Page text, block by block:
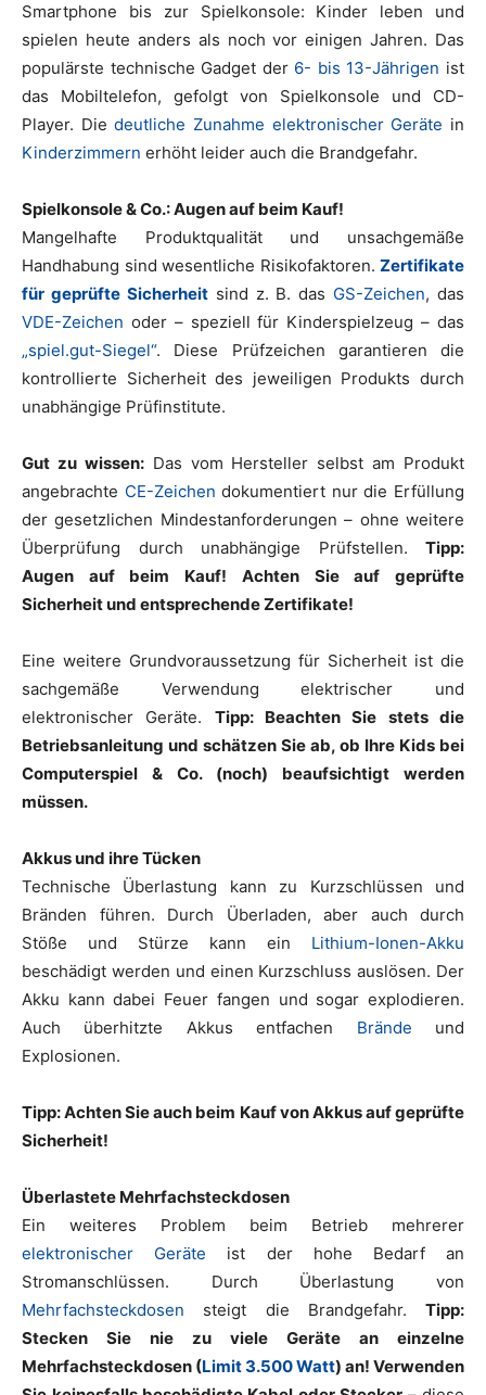
Smartphone bis zur Spielkonsole: Kinder leben und
spielen heute anders als noch vor einigen Jahren. Das
populärste technische Gadget der 6- bis 13-Jährigen ist
das Mobiltelefon, gefolgt von Spielkonsole und CD-
Player. Diedeutliche Zunahme elektronischer Geräte in
Kinderzimmern erhöht leider auch die Brandgefahr.
Spielkonsole & Co.: Augen auf beim Kauf!
Mangelhafte Produktqualität und unsachgemäße
Handhabung sind wesentliche Risikofaktoren. Zertifikate
für geprüfte Sicherheitsind z. B. das GS-Zeichen, das
VDE-Zeichen oder – speziell für Kinderspielzeug – das
„spiel.gut-Siegel“. Diese Prüfzeichen garantieren die
kontrollierte Sicherheit des jeweiligen Produkts durch
unabhängige Prüfinstitute.
Gut zu wissen:Das vom Hersteller selbst am Produkt
angebrachte CE-Zeichen dokumentiert nur die Erfüllung
der gesetzlichen Mindestanforderungen – ohne weitere
Überprüfung durch unabhängige Prüfstellen. Tipp:
Augen auf beim Kauf! Achten Sie auf geprüfte
Sicherheit und entsprechende Zertifikate!
Eine weitere Grundvoraussetzung für Sicherheit ist die
sachgemäße Verwendung elektrischer und
elektronischer Geräte. Tipp: Beachten Sie stets die
Betriebsanleitung und schätzen Sie ab, ob Ihre Kids bei
Computerspiel & Co. (noch) beaufsichtigt werden
müssen.
Akkus und ihre Tücken
Technische Überlastung kann zu Kurzschlüssen und
Bränden führen. Durch Überladen, aber auch durch
Stöße und Stürze kann ein Lithium-Ionen-Akku
beschädigt werden und einen Kurzschluss auslösen. Der
Akku kann dabei Feuer fangen und sogar explodieren.
Auch überhitzte Akkus entfachen Brände und
Explosionen.
Tipp: Achten Sie auch beim Kauf von Akkus auf geprüfte
Sicherheit!
Überlastete Mehrfachsteckdosen
Ein weiteres Problem beim Betrieb mehrerer
elektronischer Geräte ist der hohe Bedarf an
Stromanschlüssen. Durch Überlastung von
Mehrfachsteckdosen steigt die Brandgefahr. Tipp:
Stecken Sie nie zu viele Geräte an einzelne
Mehrfachsteckdosen (Limit 3.500 Watt) an! Verwenden